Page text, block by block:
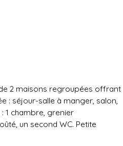
2 maisons regroupées offrant
: séjour-salle à manger, salon,
1 chambre, grenier
un second WC. Petite